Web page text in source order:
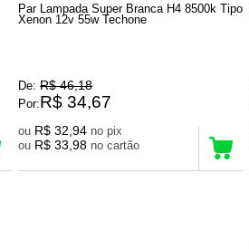
Par Lampada Super Branca H4 8500k Tipo
Xenon 12v 55w Techone
De: R$ 46,18
Por:R$ 34,67
ou R$ 32,94
no pix
ou R$ 33,98 no cartão